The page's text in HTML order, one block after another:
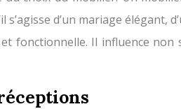
d’un mariage élégant,
Il influence non